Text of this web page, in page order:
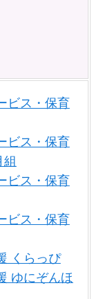
ビス・保育
ビス・保育
組
ビス・保育
ビス・保育
くらっぴ
ゆにぞんほ